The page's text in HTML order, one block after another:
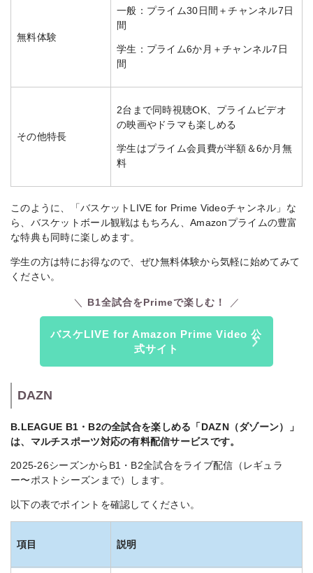
無料体験
一般：プライム30日間＋チャンネル7日
間
学生：プライム6か月＋チャンネル7日
間
その他特長
2台まで同時視聴OK、プライムビデオ
の映画やドラマも楽しめる
学生はプライム会員費が半額＆6か月無
料
このように、「バスケットLIVE for Prime Videoチャンネル」な
ら、バスケットボール観戦はもちろん、Amazonプライムの豊富
な特典も同時に楽しめます。
学生の方は特にお得なので、ぜひ無料体験から気軽に始めてみて
ください。
B1全試合をPrimeで楽しむ！
バスケLIVE for Amazon Prime Video 公
式サイト
DAZN
B.LEAGUE B1・B2の全試合を楽しめる「DAZN（ダゾーン）」
は、マルチスポーツ対応の有料配信サービスです。
2025-26シーズンからB1・B2全試合をライブ配信（レギュラ
ー〜ポストシーズンまで）します。
以下の表でポイントを確認してください。
項目 説明